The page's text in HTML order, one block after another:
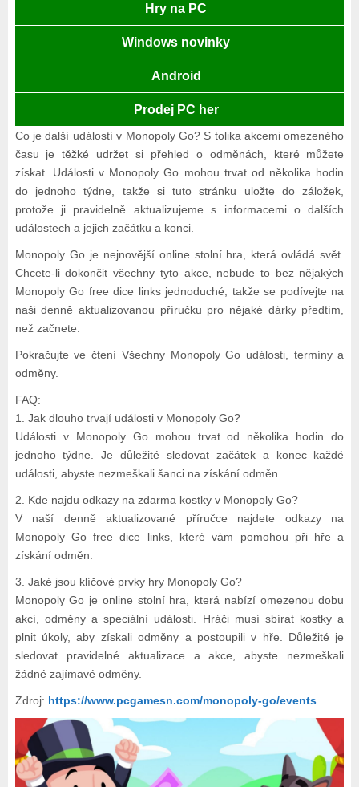
Hry na PC
Windows novinky
Android
Prodej PC her
Co je další událostí v Monopoly Go? S tolika akcemi omezeného
času je těžké udržet si přehled o odměnách, které můžete
získat. Události v Monopoly Go mohou trvat od několika hodin
do jednoho týdne, takže si tuto stránku uložte do záložek,
protože ji pravidelně aktualizujeme s informacemi o dalších
událostech a jejich začátku a konci.
Monopoly Go je nejnovější online stolní hra, která ovládá svět.
Chcete-li dokončit všechny tyto akce, nebude to bez nějakých
Monopoly Go free dice links jednoduché, takže se podívejte na
naši denně aktualizovanou příručku pro nějaké dárky předtím,
než začnete.
Pokračujte ve čtení Všechny Monopoly Go události, termíny a
odměny.
FAQ:
1. Jak dlouho trvají události v Monopoly Go?
Události v Monopoly Go mohou trvat od několika hodin do
jednoho týdne. Je důležité sledovat začátek a konec každé
události, abyste nezmeškali šanci na získání odměn.
2. Kde najdu odkazy na zdarma kostky v Monopoly Go?
V naší denně aktualizované příručce najdete odkazy na
Monopoly Go free dice links, které vám pomohou při hře a
získání odměn.
3. Jaké jsou klíčové prvky hry Monopoly Go?
Monopoly Go je online stolní hra, která nabízí omezenou dobu
akcí, odměny a speciální události. Hráči musí sbírat kostky a
plnit úkoly, aby získali odměny a postoupili v hře. Důležité je
sledovat pravidelné aktualizace a akce, abyste nezmeškali
žádné zajímavé odměny.
Zdroj: https://www.pcgamesn.com/monopoly-go/events